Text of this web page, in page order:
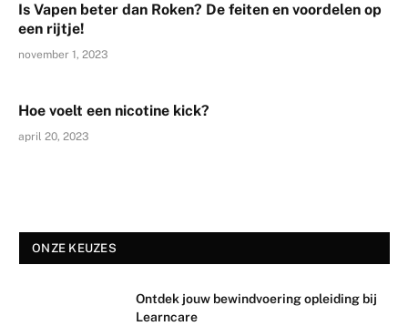
Is Vapen beter dan Roken? De feiten en voordelen op
een rijtje!
november 1, 2023
Hoe voelt een nicotine kick?
april 20, 2023
ONZE KEUZES
Ontdek jouw bewindvoering opleiding bij
Learncare